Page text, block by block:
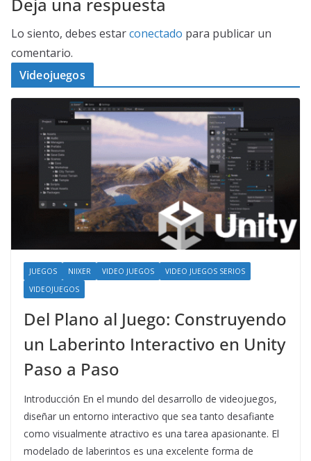
Lo siento, debes estarconectado para publicar un
comentario.
Videojuegos
JUEGOS NIIXER VIDEO JUEGOS
VIDEO JUEGOS SERIOS
VIDEOJUEGOS
Del Plano al Juego: Construyendo
un Laberinto Interactivo en Unity
Paso a Paso
Introducción En el mundo del desarrollo de videojuegos,
diseñar un entorno interactivo que sea tanto desafiante
como visualmente atractivo es una tarea apasionante. El
modelado de laberintos es una excelente forma de